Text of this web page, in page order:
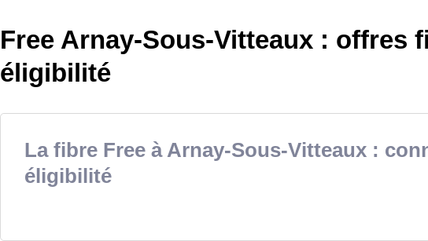
Free Arnay-Sous-Vitteaux : offres
éligibilité
La fibre Free à Arnay-Sous-Vitteaux :
éligibilité